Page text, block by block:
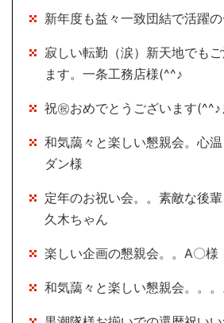
新年度も益々一致団結で活躍
寂しい転勤（涙）新天地でも
ます。一条工務店様(^^♪
祝㊗おめでとうございます
和気藹々と楽しい懇親会。心
ダン様
定年のお祝い会。。素敵な後
久木ちゃん
楽しい企画の懇親会。。A〇様
和気藹々と楽しい懇親会。。